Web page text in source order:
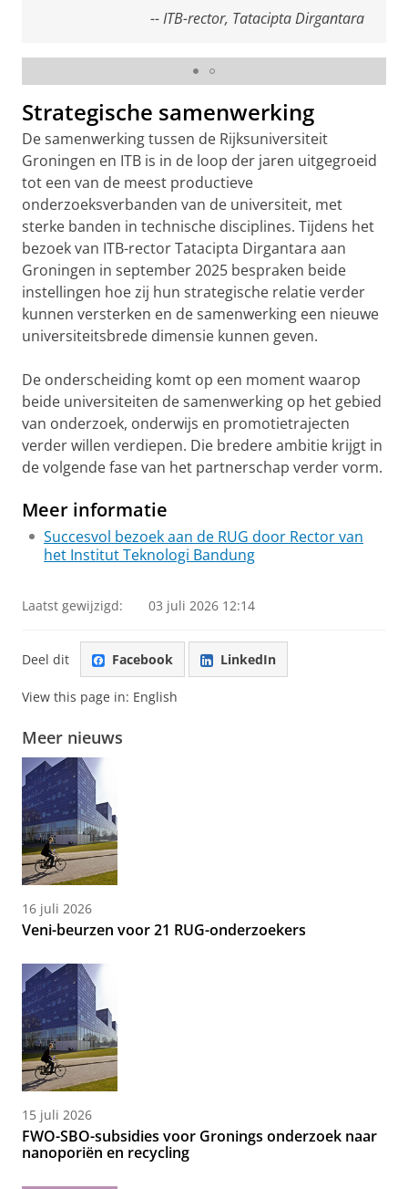
-- ITB-rector, Tatacipta Dirgantara
Tatacipta Dirgantara (ITB-rector) reikt de prijs uit aan de
Strategische samenwerking
De samenwerking tussen de Rijksuniversiteit
Groningen en ITB is in de loop der jaren uitgegroeid
tot een van de meest productieve
onderzoeksverbanden van de universiteit, met
sterke banden in technische disciplines. Tijdens het
bezoek van ITB-rector Tatacipta Dirgantara aan
Groningen in september 2025 bespraken beide
instellingen hoe zij hun strategische relatie verder
kunnen versterken en de samenwerking een nieuwe
universiteitsbrede dimensie kunnen geven.
De onderscheiding komt op een moment waarop
beide universiteiten de samenwerking op het gebied
van onderzoek, onderwijs en promotietrajecten
verder willen verdiepen. Die bredere ambitie krijgt in
de volgende fase van het partnerschap verder vorm.
Meer informatie
Succesvol bezoek aan de RUG door Rector van
het Institut Teknologi Bandung
Laatst gewijzigd: 03 juli 2026 12:14
Deel dit Facebook LinkedIn
View this page in: English
Meer nieuws
16 juli 2026
Veni-beurzen voor 21 RUG-onderzoekers
15 juli 2026
FWO-SBO-subsidies voor Gronings onderzoek naar
nanoporiën en recycling